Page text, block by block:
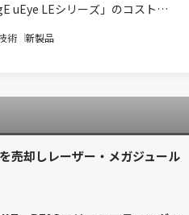
uEye LEシリーズ」のコスト効
Starvis 2センサー」を搭載
すると発表した（ニュースリリ
術 新製品
売却しレーザー・メガジュール